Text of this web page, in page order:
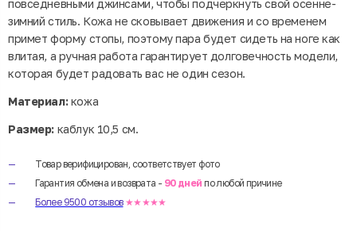
повседневными джинсами, чтобы подчеркнуть свой осенне-
зимний стиль. Кожа не сковывает движения и со временем
примет форму стопы, поэтому пара будет сидеть на ноге как
влитая, а ручная работа гарантирует долговечность модели,
которая будет радовать вас не один сезон.
Материал:кожа
Размер: каблук 10,5 см.
Товар верифицирован, соответствует фото
Гарантия обмена и возврата - 90 дней по любой причине
Более 9500 отзывов ★★★★★